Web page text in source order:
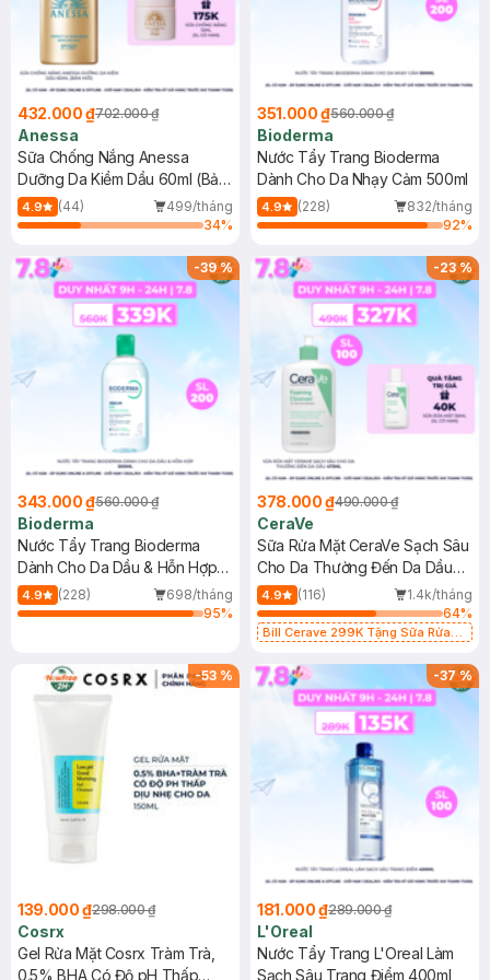
432.000 ₫702.000 ₫
Anessa
Sữa Chống Nắng Anessa
Dưỡng Da Kiềm Dầu 60ml (Bản
Mới)
4.9 (44)
499/tháng
34%
351.000 ₫560.000 ₫
Bioderma
Nước Tẩy Trang Bioderma
Dành Cho Da Nhạy Cảm 500ml
4.9 (228)
832/tháng
92%
-39%
343.000 ₫560.000 ₫
Bioderma
Nước Tẩy Trang Bioderma
Dành Cho Da Dầu & Hỗn Hợp
500ml
4.9 (228)
698/tháng
95%
-23%
378.000 ₫490.000 ₫
CeraVe
Sữa Rửa Mặt CeraVe Sạch Sâu
Cho Da Thường Đến Da Dầu
473ml
4.9 (116)
1.4k/tháng
64%
Bill Cerave 299K Tặng Sữa Rửa
-53 %
139.000 ₫298.000 ₫
Cosrx
Gel Rửa Mặt Cosrx Tràm Trà,
0.5% BHA Có Độ pH Thấp
-37%
181.000 ₫289.000 ₫
L'Oreal
Nước Tẩy Trang L'Oreal Làm
Sạch Sâu Trang Điểm 400ml